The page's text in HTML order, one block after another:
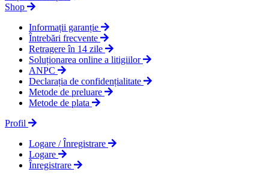
Shop
Informații garanție
Întrebări frecvente
Retragere în 14 zile
Soluționarea online a litigiilor
ANPC
Declarația de confidențialitate
Metode de preluare
Metode de plata
Profil
Logare / Înregistrare
Logare
Înregistrare